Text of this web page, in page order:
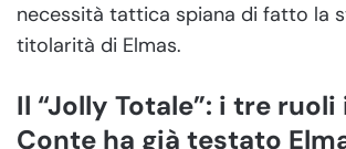
necessità tattica spiana di fatto la
titolarità di Elmas.
Il “Jolly Totale”: i tre
Conte ha già testato